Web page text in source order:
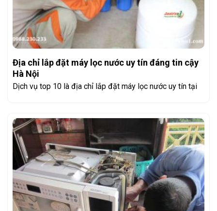
Địa chỉ lắp đặt máy lọc nước uy tín đáng tin cậy
Hà Nội
Dịch vụ top 10 là địa chỉ lắp đặt máy lọc nước uy tín tại